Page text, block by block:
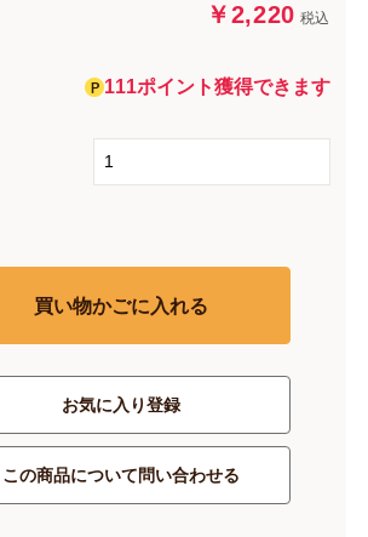
￥2,220 税込
111ポイント獲得できます
買い物かごに入れる
お気に入り登録
この商品について問い合わせる